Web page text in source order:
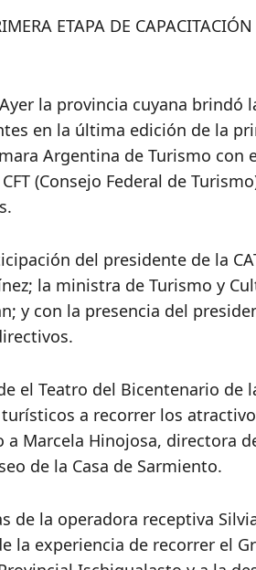
ETAPA DE
la provincia cuyana brindó
en la última edición de la
Argentina de Turismo con
(Consejo Federal de
del presidente de la
la ministra de Turismo y
y con la presencia del
el Teatro del Bicentenario de
a recorrer los
Marcela Hinojosa, directora
de la Casa de Sarmiento.
la operadora receptiva
la experiencia de recorrer el